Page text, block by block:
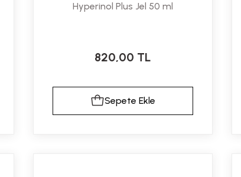
Hyperinol Plus Jel 50 ml
820,00 TL
Sepete Ekle